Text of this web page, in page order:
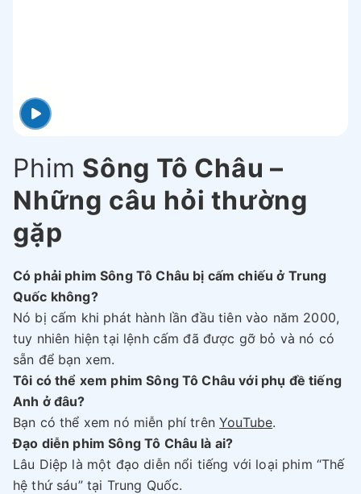
Phim Sông Tô Châu –
Những câu hỏi thường
gặp
Có phải phim Sông Tô Châu bị cấm chiếu ở Trung
Quốc không?
Nó bị cấm khi phát hành lần đầu tiên vào năm 2000,
tuy nhiên hiện tại lệnh cấm đã được gỡ bỏ và nó có
sẵn để bạn xem.
Tôi có thể xem phim Sông Tô Châu với phụ đề tiếng
Anh ở đâu?
Bạn có thể xem nó miễn phí trênYouTube.
Đạo diễn phim Sông Tô Châu là ai?
Lâu Diệp là một đạo diễn nổi tiếng với loại phim “Thế
hệ thứ sáu” tại Trung Quốc.